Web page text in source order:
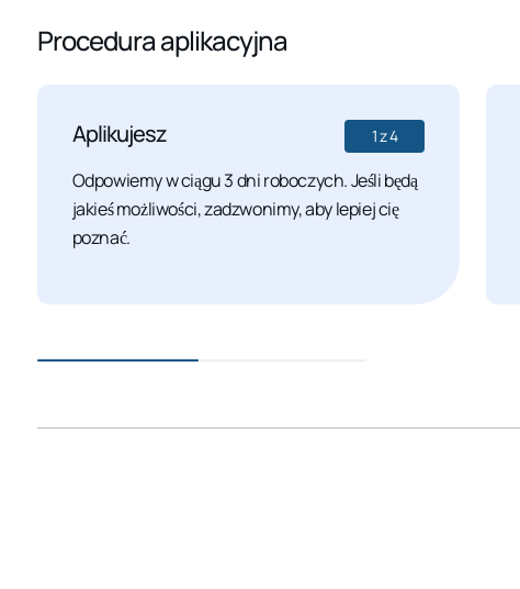
Procedura aplikacyjna
Aplikujesz
Odpowiemy w ciągu 3 dni roboczych. Jeśli będą
jakieś możliwości, zadzwonimy, aby lepiej cię
poznać.
1z4